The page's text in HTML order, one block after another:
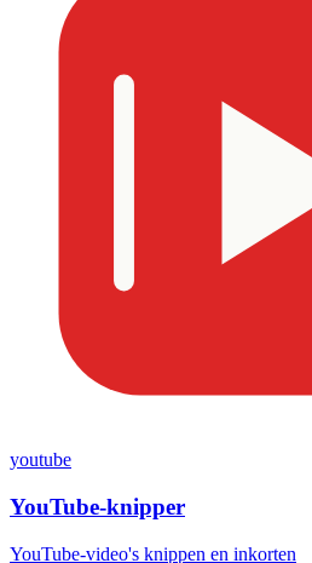
youtube
YouTube-knipper
YouTube-video's knippen en inkorten